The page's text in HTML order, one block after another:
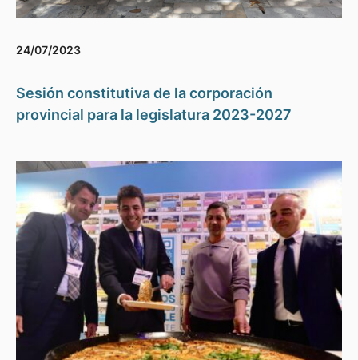
24/07/2023
Sesión constitutiva de la corporación
provincial para la legislatura 2023-2027